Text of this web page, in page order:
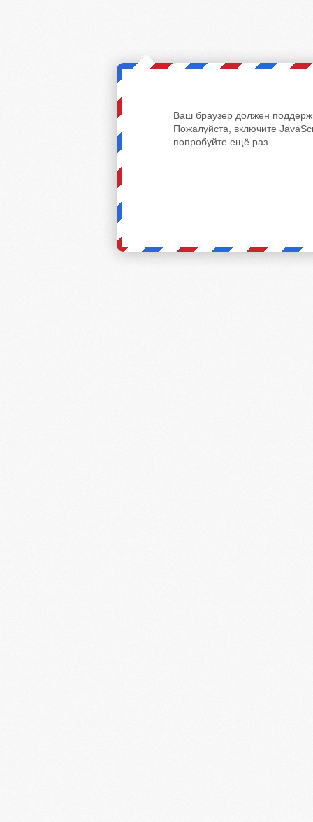
Ваш браузер должен
Пожалуйста, включите
попробуйте ещё раз